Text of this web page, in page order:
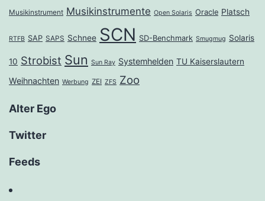
Musikinstrument Musikinstrumente Open Solaris Oracle Platsch
RTFB SAP SAPS Schnee SCN SD-Benchmark Smugmug Solaris
10 Strobist Sun Sun Ray Systemhelden TU Kaiserslautern
Weihnachten Werbung ZEI ZFS Zoo
Alter Ego
Twitter
Feeds